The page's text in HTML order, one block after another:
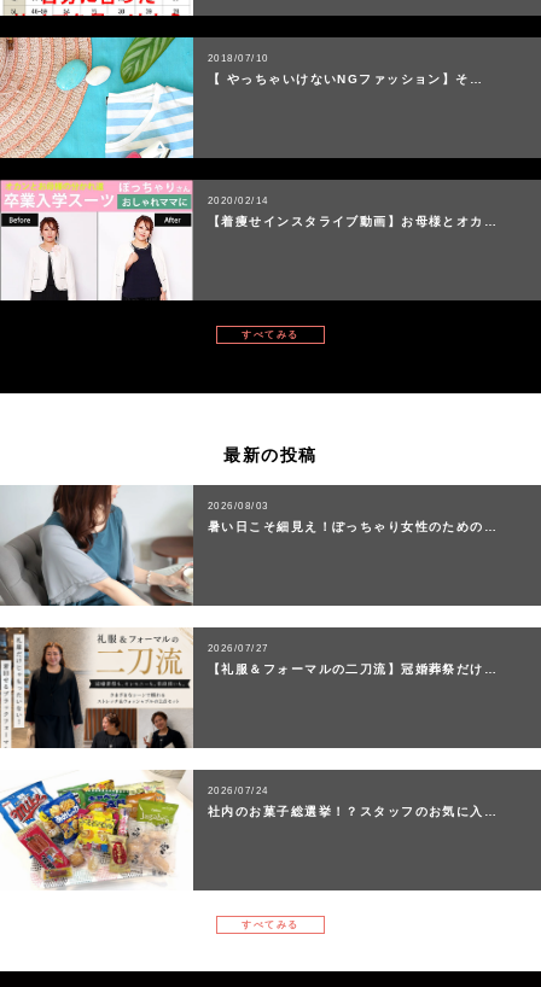
2018/07/10
【 やっちゃいけないNGファッション】そ…
2020/02/14
【着痩せインスタライブ動画】お母様とオカ…
すべてみる
最新の投稿
2026/08/03
暑い日こそ細見え！ぽっちゃり女性のための…
2026/07/27
【礼服＆フォーマルの二刀流】冠婚葬祭だけ…
2026/07/24
社内のお菓子総選挙！？スタッフのお気に入…
すべてみる